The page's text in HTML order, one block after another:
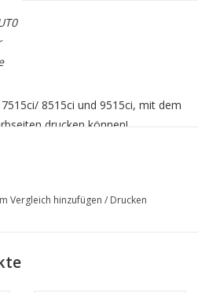
8515ci und 9515ci, mit dem
drucken können!
Vergleich hinzufügen / Drucken